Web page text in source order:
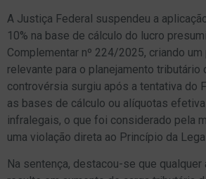
A Justiça Federal suspendeu a
10% na base de cálculo do lucro
Complementar nº 224/2025, criando
relevante para o planejamento tributário
controvérsia surgiu após a tentativa do
as bases de cálculo ou alíquotas
infralegais, o que foi considerado pela
uma violação direta ao Princípio da
Na sentença, destacou-se que qualquer